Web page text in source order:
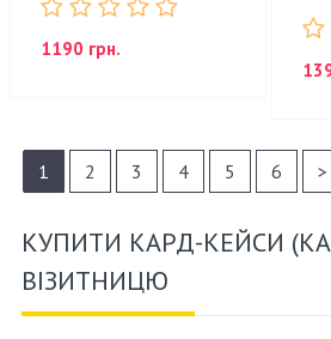
1190 грн.
1 2 3 4 5 6 >
КУПИТИ КАРД-КЕЙСИ
ВІЗИТНИЦЮ